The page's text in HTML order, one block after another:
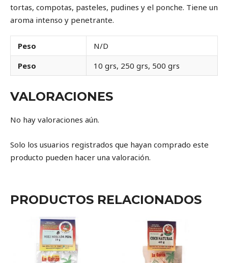
tortas, compotas, pasteles, pudines y el ponche. Tiene un
aroma intenso y penetrante.
Peso
N/D
Peso
10 grs, 250 grs, 500 grs
VALORACIONES
No hay valoraciones aún.
Solo los usuarios registrados que hayan comprado este
producto pueden hacer una valoración.
PRODUCTOS RELACIONADOS